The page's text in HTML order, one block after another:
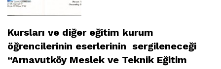
Kursları ve diğer eğitim kurum
öğrencilerinin eserlerinin sergileneceği
“Arnavutköy Meslek ve Teknik Eğitim